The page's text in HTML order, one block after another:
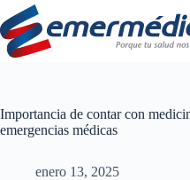
Saltar
al
contenido
Importancia de contar con
emergencias médicas
enero 13, 2025